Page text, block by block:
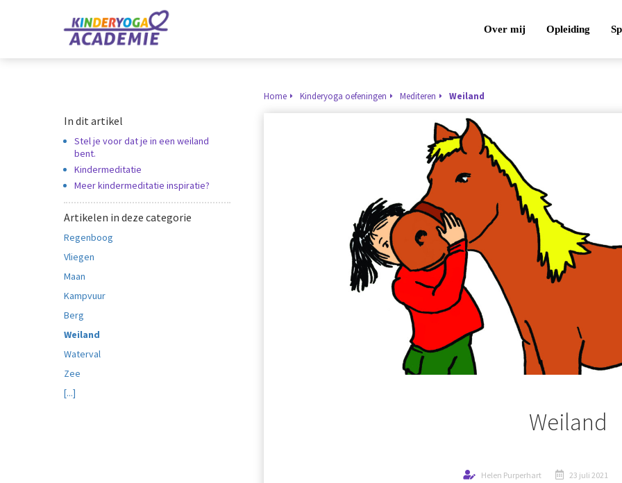
Over mij Opleiding
In dit artikel
Stel je voor dat je in een weiland
bent.
Kindermeditatie
Meer kindermeditatie inspiratie?
Artikelen in deze categorie
Regenboog
Vliegen
Maan
Kampvuur
Berg
Weiland
Waterval
Zee
[...]
Home Kinderyoga oefeningen Mediteren Weiland
Weiland
Helen Purperhart 23 juli 2021